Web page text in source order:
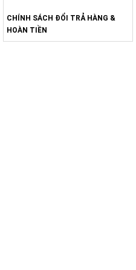
CHÍNH SÁCH ĐỔI TRẢ HÀNG &
HOÀN TIỀN